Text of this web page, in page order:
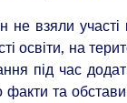
не взяли
освіти, на
під час
та